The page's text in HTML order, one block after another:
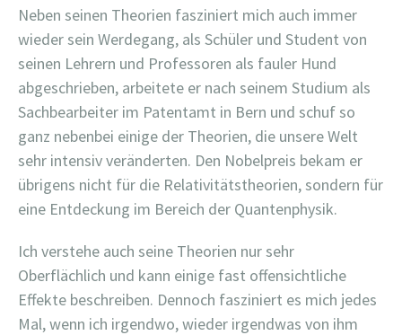
Neben seinen Theorien fasziniert mich auch immer
wieder sein Werdegang, als Schüler und Student von
seinen Lehrern und Professoren als fauler Hund
abgeschrieben, arbeitete er nach seinem Studium als
Sachbearbeiter im Patentamt in Bern und schuf so
ganz nebenbei einige der Theorien, die unsere Welt
sehr intensiv veränderten. Den Nobelpreis bekam er
übrigens nicht für die Relativitätstheorien, sondern für
eine Entdeckung im Bereich der Quantenphysik.
Ich verstehe auch seine Theorien nur sehr
Oberflächlich und kann einige fast offensichtliche
Effekte beschreiben. Dennoch fasziniert es mich jedes
Mal, wenn ich irgendwo, wieder irgendwas von ihm